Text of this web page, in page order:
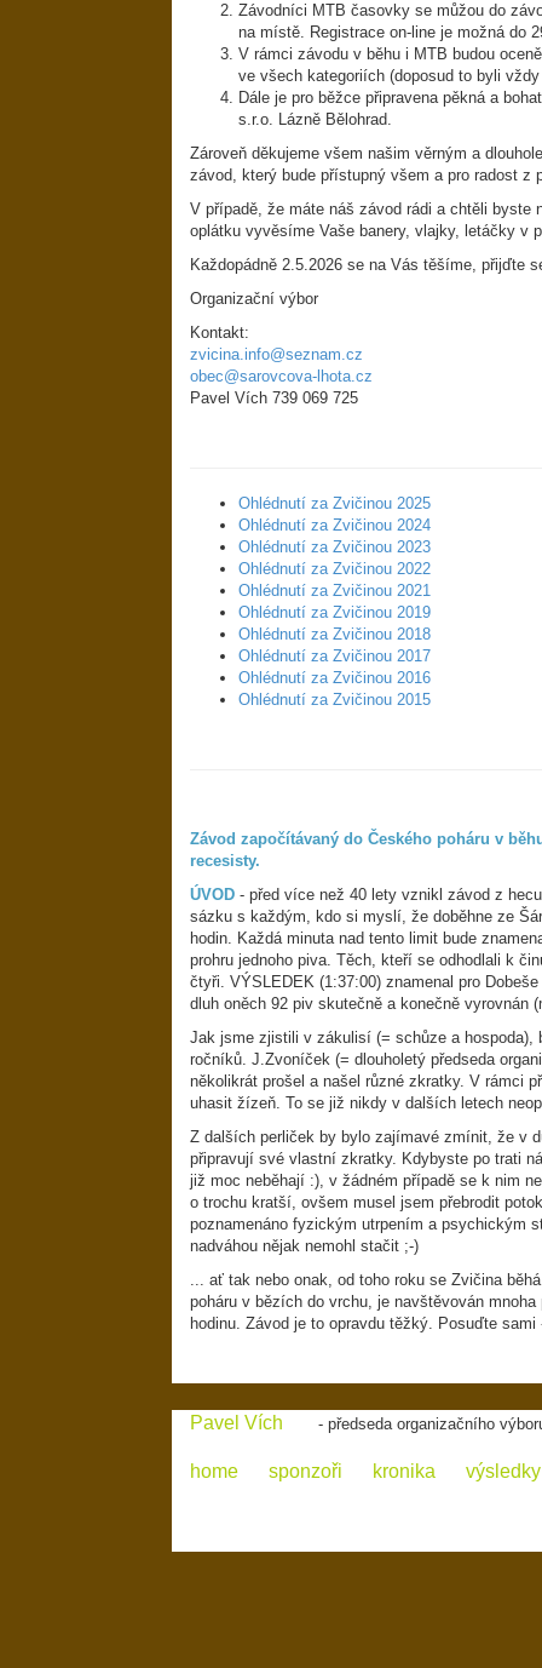
Závodníci MTB časovky se můžou do
na místě. Registrace on-line je možná do
V rámci závodu v běhu i MTB budou
ve všech kategoriích (doposud to byli
Dále je pro běžce připravena pěkná a
s.r.o. Lázně Bělohrad.
Zároveň děkujeme všem našim věrným a
závod, který bude přístupný všem a pro radost z
V případě, že máte náš závod rádi a chtěli byste
oplátku vyvěsíme Vaše banery, vlajky, letáčky v
Každopádně 2.5.2026 se na Vás těšíme, přijďte
Organizační výbor
Kontakt:
zvicina.info@seznam.cz
obec@sarovcova-lhota.cz
Pavel Vích 739 069 725
Ohlédnutí za Zvičinou 2025
Ohlédnutí za Zvičinou 2024
Ohlédnutí za Zvičinou 2023
Ohlédnutí za Zvičinou 2022
Ohlédnutí za Zvičinou 2021
Ohlédnutí za Zvičinou 2019
Ohlédnutí za Zvičinou 2018
Ohlédnutí za Zvičinou 2017
Ohlédnutí za Zvičinou 2016
Ohlédnutí za Zvičinou 2015
Závod započítávaný do Českého poháru v
recesisty.
ÚVOD- před více než 40 lety vznikl závod z
sázku s každým, kdo si myslí, že doběhne ze
hodin. Každá minuta nad tento limit bude
prohru jednoho piva. Těch, kteří se odhodlali k
čtyři. VÝSLEDEK (1:37:00) znamenal pro
dluh oněch 92 piv skutečně a konečně vyrovnán
Jak jsme zjistili v zákulisí (= schůze a hospoda),
ročníků. J.Zvoníček (= dlouholetý předseda
několikrát prošel a našel různé zkratky. V rámci
uhasit žízeň. To se již nikdy v dalších letech
Z dalších perliček by bylo zajímavé zmínit, že v
připravují své vlastní zkratky. Kdybyste po trati
již moc neběhají :), v žádném případě se k nim
o trochu kratší, ovšem musel jsem přebrodit
poznamenáno fyzickým utrpením a psychickým
nadváhou nějak nemohl stačit ;-)
... ať tak nebo onak, od toho roku se Zvičina
poháru v bězích do vrchu, je navštěvován
hodinu. Závod je to opravdu těžký. Posuďte
Pavel Vích - předseda organizačního
home sponzoři kronika výsledky